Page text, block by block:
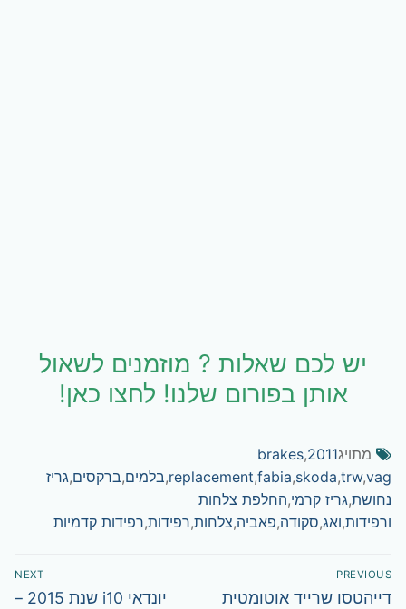
יש לכם שאלות ? מוזמנים לשאול
אותן בפורום שלנו! לחצו כאן!
מתויג2011
,
brakes
replacement,fabia,skoda,trw,vag
,בלמים,ברקסים,גריז
נחושת,גריז קרמי,החלפת צלחות
ורפידות,ואג,סקודה,פאביה,צלחות,רפידות,רפידות קדמיות
ניווט
PREVIOUS
Previous
דייהטסו שרייד אוטומטית
NEXT
Next יונדאי i10 שנת 2015 –